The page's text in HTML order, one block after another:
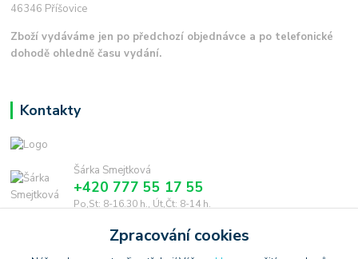
46346 Příšovice
Zboží vydáváme jen po předchozí objednávce a po telefonické
dohodě ohledně času vydání.
Kontakty
Šárka Smejtková
+420 777 55 17 55
Po,St: 8-16.30 h., Út,Čt: 8-14 h.
smejtkova@trigonmedia.czZpracování cookies